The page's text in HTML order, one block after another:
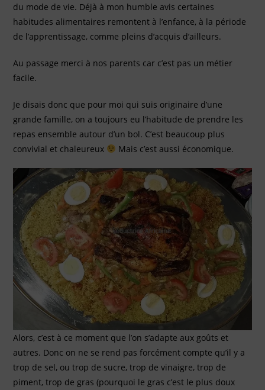
du mode de vie. Déjà à mon humble avis certaines
habitudes alimentaires remontent à l’enfance, à la période
de l’apprentissage, comme pleins d’acquis d’ailleurs.
Au passage merci à nos parents car c’est pas un métier
facile.
Je disais donc que pour moi qui suis originaire d’une
grande famille, on a toujours eu l’habitude de prendre les
repas ensemble autour d’un bol. C’est beaucoup plus
convivial et chaleureux
Mais c’est aussi économique.
Alors, c’est à ce moment que l’on s’adapte aux goûts et
autres. Donc on ne se rend pas forcément compte qu’il y a
trop de sel, ou trop de sucre, trop de vinaigre, trop de
piment, trop de gras (pourquoi le gras c’est le plus doux